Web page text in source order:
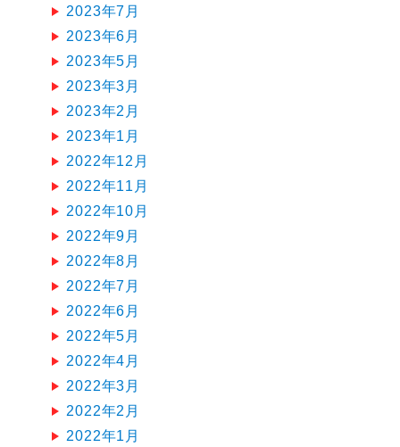
2023年7月
2023年6月
2023年5月
2023年3月
2023年2月
2023年1月
2022年12月
2022年11月
2022年10月
2022年9月
2022年8月
2022年7月
2022年6月
2022年5月
2022年4月
2022年3月
2022年2月
2022年1月